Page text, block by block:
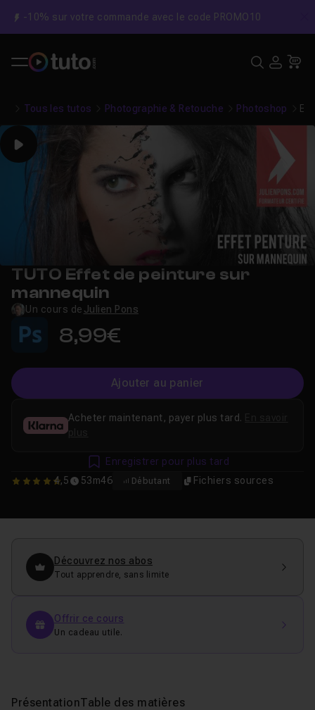
-10% sur votre commande avec le code PROMO10
Tous les tutos Photographie & Retouche Photoshop
Play
TUTO Effet de peinture sur
mannequin
Un cours de Julien Pons
8,99€
Ajouter au panier
4.5 4,5 53m46 Débutant Fichiers sources
Acheter maintenant, payer plus tard.
plus
Enregistrer pour plus tard
Découvrez nos abos
Tout apprendre, sans limite
Offrir ce cours
Un cadeau utile.
PrésentationTable des matières